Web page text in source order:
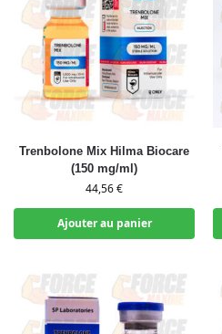
Trenbolone Mix Hilma Biocare
(150 mg/ml)
44,56€
Ajouter au panier